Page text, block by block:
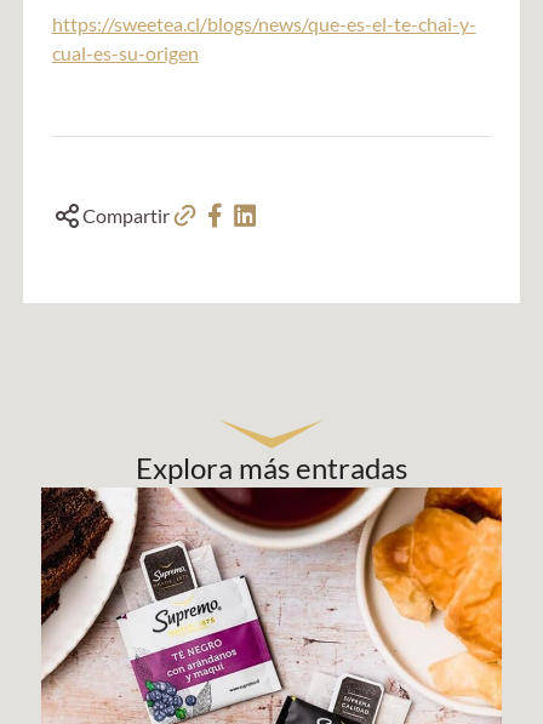
https://sweetea.cl/blogs/news/que-es-el-te-chai-y-
cual-es-su-origen
Compartir
Explora más entradas